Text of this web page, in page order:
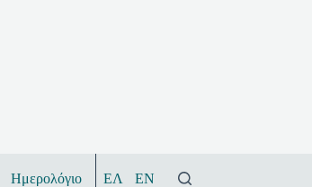
Ημερολόγιο ΕΛ EN